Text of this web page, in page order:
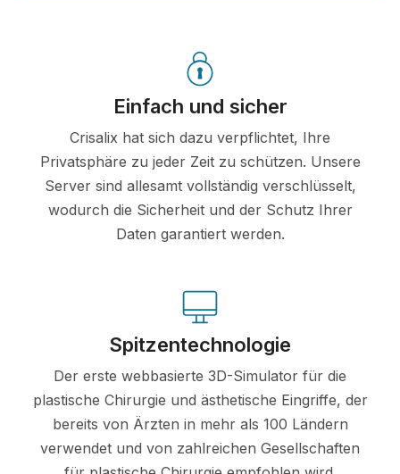
Einfach und sicher
Crisalix hat sich dazu verpflichtet, Ihre
Privatsphäre zu jeder Zeit zu schützen. Unsere
Server sind allesamt vollständig verschlüsselt,
wodurch die Sicherheit und der Schutz Ihrer
Daten garantiert werden.
Spitzentechnologie
Der erste webbasierte 3D-Simulator für die
plastische Chirurgie und ästhetische Eingriffe, der
bereits von Ärzten in mehr als 100 Ländern
verwendet und von zahlreichen Gesellschaften